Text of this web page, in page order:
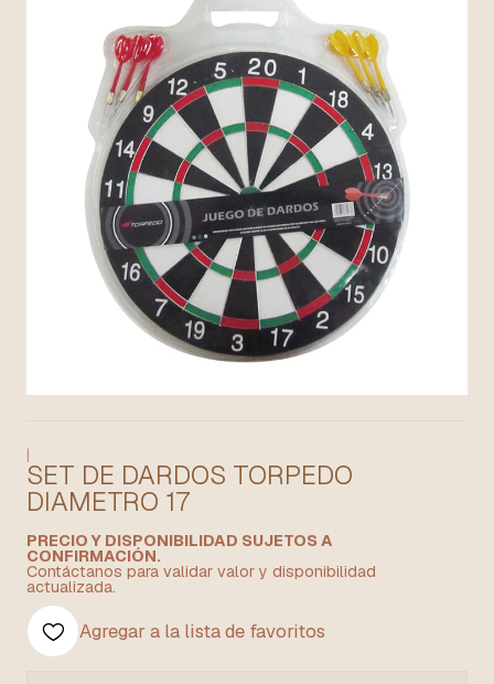
|
SET DE DARDOS TORPEDO
DIAMETRO 17
PRECIO Y DISPONIBILIDAD SUJETOS A
CONFIRMACIÓN.
Contáctanos para validar valor y disponibilidad
actualizada.
Agregar a la lista de favoritos